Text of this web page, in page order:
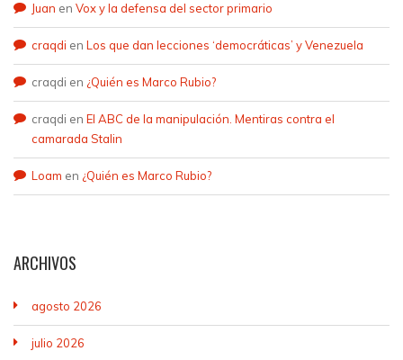
Juan en Vox y la defensa del sector primario
craqdi en Los que dan lecciones ‘democráticas’ y Venezuela
craqdi en ¿Quién es Marco Rubio?
craqdi en El ABC de la manipulación. Mentiras contra el
camarada Stalin
Loam en ¿Quién es Marco Rubio?
ARCHIVOS
agosto 2026
julio 2026